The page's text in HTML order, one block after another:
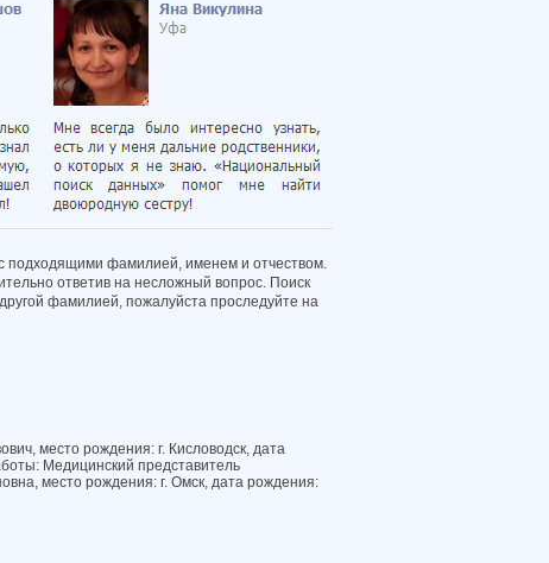
подходящими фамилией, именем и отчеством.
ответив на несложный вопрос. Поиск
фамилией, пожалуйста проследуйте на
место рождения: г. Кисловодск, дата
Медицинский представитель
место рождения: г. Омск, дата рождения: